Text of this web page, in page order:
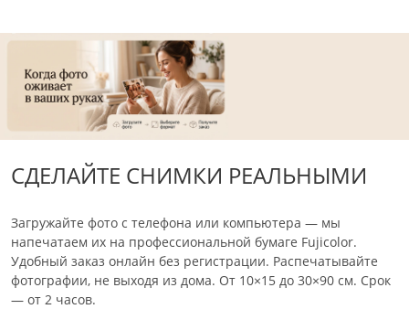
СДЕЛАЙТЕ СНИМКИ РЕАЛЬНЫМИ
Загружайте фото с телефона или компьютера — мы
напечатаем их на профессиональной бумаге Fujicolor.
Удобный заказ онлайн без регистрации. Распечатывайте
фотографии, не выходя из дома. От 10×15 до 30×90 см. Срок
— от 2 часов.